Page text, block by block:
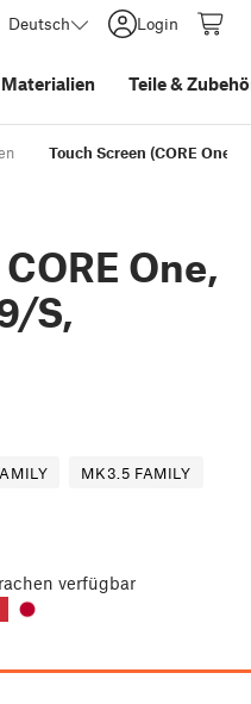
Deutsch Login
Materialien Teile&
Touch Screen (CORE One
One,
S,
MK3.5 FAMILY
verfügbar